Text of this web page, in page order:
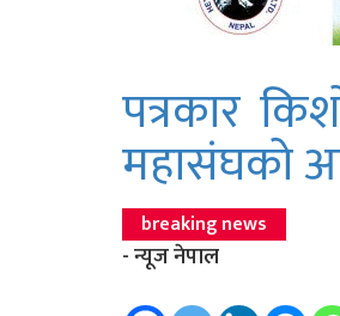
पत्रकार
महासंघको
breaking news
- न्यूज नेपाल